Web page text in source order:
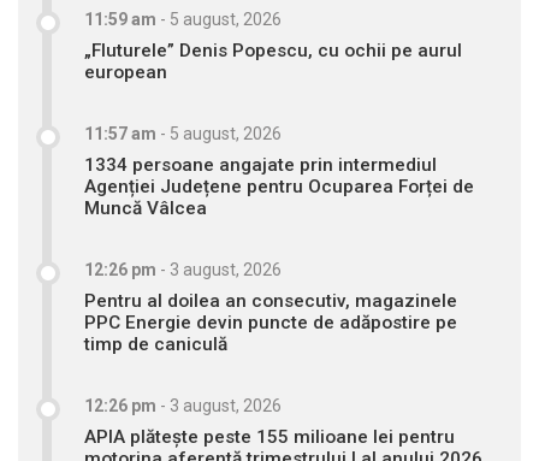
11:59 am - 5 august, 2026
„Fluturele” Denis Popescu, cu ochii pe aurul
european
11:57 am - 5 august, 2026
1334 persoane angajate prin intermediul
Agenției Județene pentru Ocuparea Forței de
Muncă Vâlcea
12:26 pm - 3 august, 2026
Pentru al doilea an consecutiv, magazinele
PPC Energie devin puncte de adăpostire pe
timp de caniculă
12:26 pm - 3 august, 2026
APIA plătește peste 155 milioane lei pentru